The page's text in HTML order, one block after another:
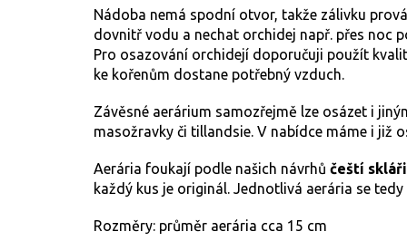
Nádoba nemá spodní otvor, takže zálivku
dovnitř vodu a nechat orchidej např. přes noc
Pro osazování orchidejí doporučuji použít
ke kořenům dostane potřebný vzduch.
Závěsné aerárium samozřejmě lze osázet i
masožravky či tillandsie. V nabídce máme i již
Aerária foukají podle našich návrhů čeští skláři
každý kus je originál. Jednotlivá aerária se
Rozměry: průměr aerária cca 15 cm